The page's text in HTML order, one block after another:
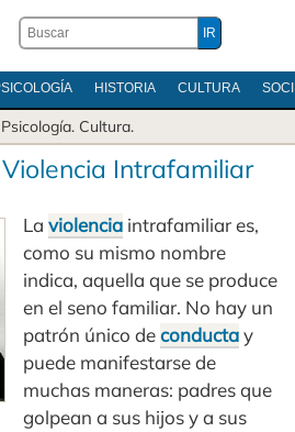
HISTORIA CULTURA
Psicología. Cultura.
Intrafamiliar
Laviolencia intrafamiliar es,
como su mismo nombre
indica, aquella que se produce
en el seno familiar. No hay un
patrón único deconductay
puede manifestarse de
muchas maneras: padres que
golpean a sus hijos y a sus